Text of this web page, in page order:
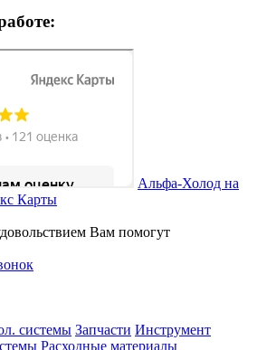
Альфа-Холод на
Карты
Вам помогут
системы Запчасти Инструмент
Расходные материалы